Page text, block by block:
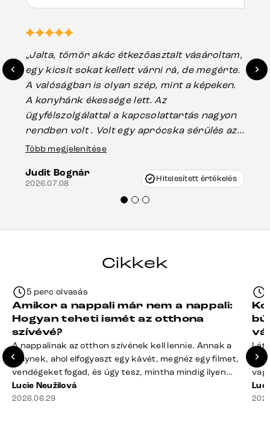
„Jalta, tömör akác étkezőasztalt vásároltam,
egy kicsit sokat kellett várni rá, de megérte.
A valóságban is olyan szép, mint a képeken.
A konyhánk ékessége lett. Az
ügyfélszolgálattal a kapcsolattartás nagyon
rendben volt . Volt egy aprócska sérülés az
asztal talpánál, ami szállításkor
nagyon korrekten jártak el az ügyemben.
Mindenkinek ajánlani tudom a Delife
Több megjelenítése
Judit Bognár
2026.07.08 Hitelesített értékelés
Cikkek
5 perc olvasás
Amikor a nappali már nem a nappali:
Hogyan teheti ismét az otthona
szívévé?
A nappalinak az otthon szívének kell lennie. Annak a
helynek, ahol elfogyaszt egy kávét, megnéz egy filmet,
vendégeket fogad, és úgy tesz, mintha mindig ilyen
rend lenne. A valóság? A takaró félig a kanapén hever,
a távirányító rejtélyes módon eltűnt, a dohányzóasztal
Lucie Neužilová
2026.06.29